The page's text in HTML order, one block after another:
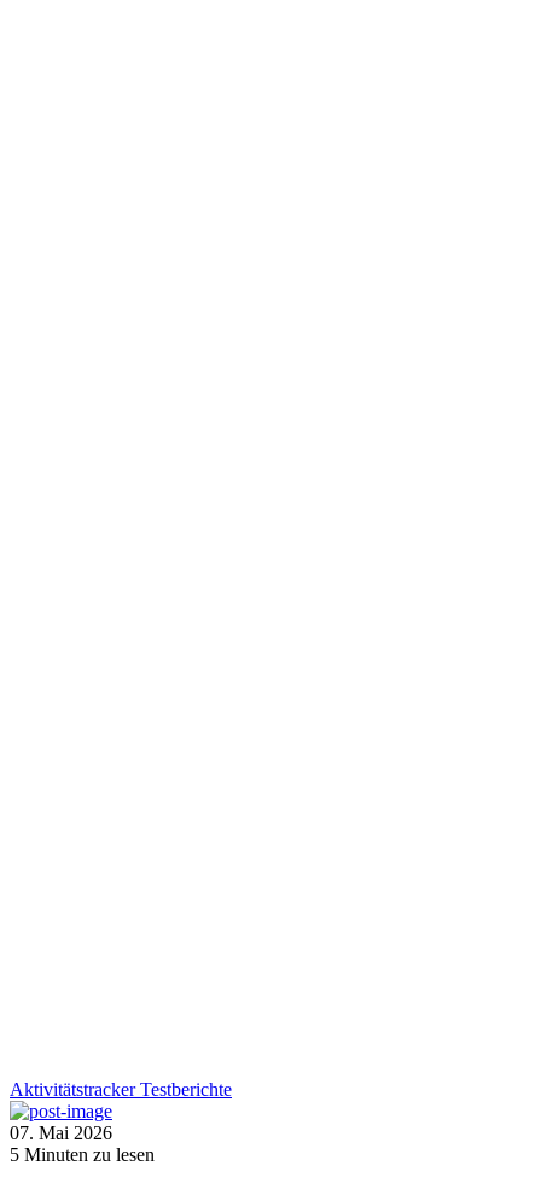
AktivitätstrackerTestberichte
07. Mai 2026
5 Minuten zu lesen